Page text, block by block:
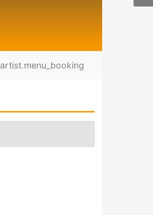
artist.menu_booking